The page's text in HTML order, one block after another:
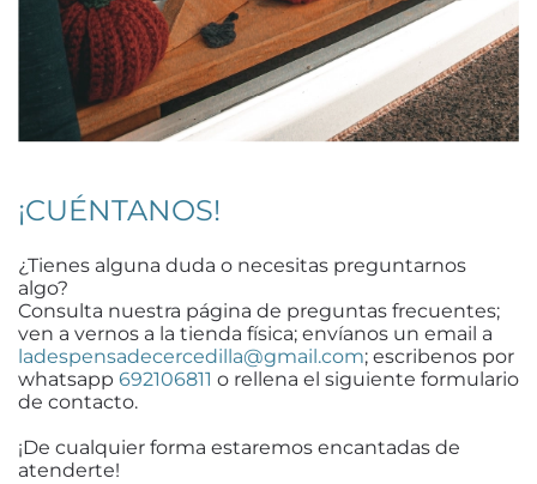
¡CUÉNTANOS!
¿Tienes alguna duda o necesitas preguntarnos
algo?
Consulta nuestra página de preguntas frecuentes;
ven a vernos a la tienda física; envíanos un email a
ladespensadecercedilla@gmail.com; escribenos por
whatsapp 692106811 o rellena el siguiente formulario
de contacto.
¡De cualquier forma estaremos encantadas de
atenderte!